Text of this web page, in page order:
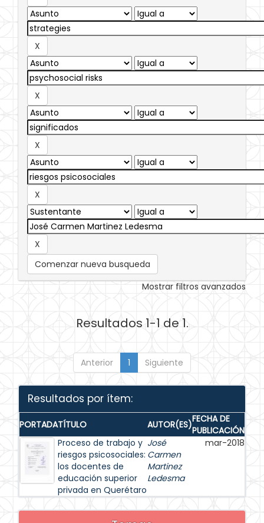
Comenzar nueva busqueda
Mostrar filtros avanzados
Resultados 1-1 de 1.
Anterior 1 Siguiente
Resultados por ítem:
PORTADATÍTULO AUTOR(ES)FECHA DE
PUBLICACIÓN
Proceso de trabajo y
riesgos psicosociales:
los docentes de
educación superior
privada en Querétaro
José
Carmen
Martinez
Ledesma
mar-2018